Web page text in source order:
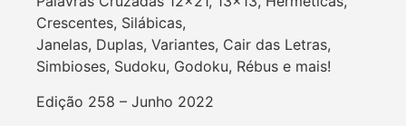
Crescentes, Silábicas,
Janelas, Duplas, Variantes, Cair das Letras,
Simbioses, Sudoku, Godoku, Rébus e mais!
Edição 258 – Junho 2022